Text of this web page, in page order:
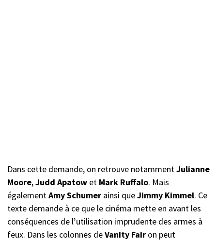
Dans cette demande, on retrouve notammentJulianne
Moore,Judd Apatow et Mark Ruffalo. Mais
égalementAmy Schumer ainsi queJimmy Kimmel. Ce
texte demande à ce que le cinéma mette en avant les
conséquences de l’utilisation imprudente des armes à
feux. Dans les colonnes deVanity Fair on peut